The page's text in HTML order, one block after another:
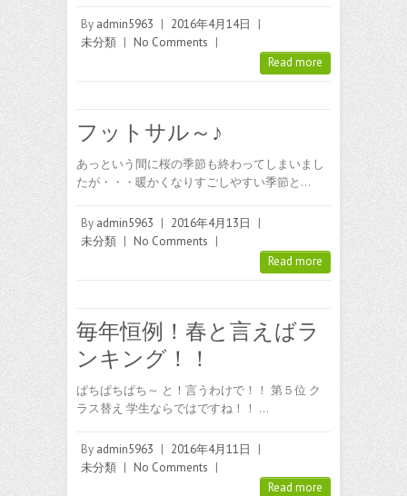
By admin5963 | 2016年4月14日
|
未分類 | No Comments |
Read more
フットサル～♪
あっという間に桜の季節も終わってしまいまし
たが・・・暖かくなりすごしやすい季節と…
By admin5963 | 2016年4月13日
|
未分類 | No Comments |
Read more
毎年恒例！春と言えばラ
ンキング！！
ぱちぱちぱち～ と！言うわけで！！ 第５位 ク
ラス替え 学生ならではですね！！ …
By admin5963 | 2016年4月11日
|
未分類 | No Comments |
Read more